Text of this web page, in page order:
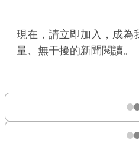
現在，請立即加入，成為
量、無干擾的新聞閱讀。